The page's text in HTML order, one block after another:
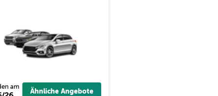
am
Ähnliche Angebote